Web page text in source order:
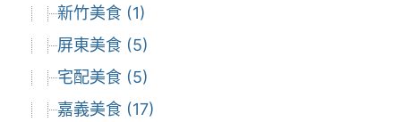
新竹美食 (1)
屏東美食 (5)
宅配美食 (5)
嘉義美食 (17)